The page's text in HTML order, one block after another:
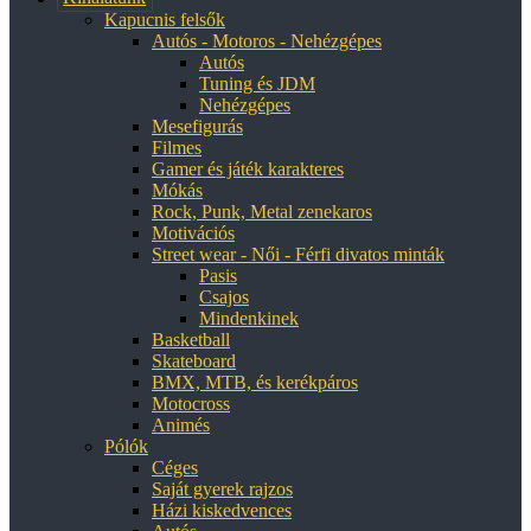
Kapucnis felsők
Autós - Motoros - Nehézgépes
Autós
Tuning és JDM
Nehézgépes
Mesefigurás
Filmes
Gamer és játék karakteres
Mókás
Rock, Punk, Metal zenekaros
Motivációs
Street wear - Női - Férfi divatos minták
Pasis
Csajos
Mindenkinek
Basketball
Skateboard
BMX, MTB, és kerékpáros
Motocross
Animés
Pólók
Céges
Saját gyerek rajzos
Házi kiskedvences